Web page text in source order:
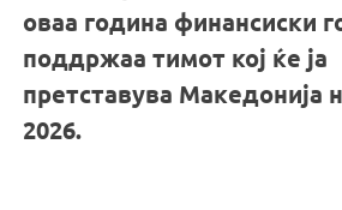
оваа година финансиски
поддржаа тимот кој ќе ја
претставува Македонија
2026.